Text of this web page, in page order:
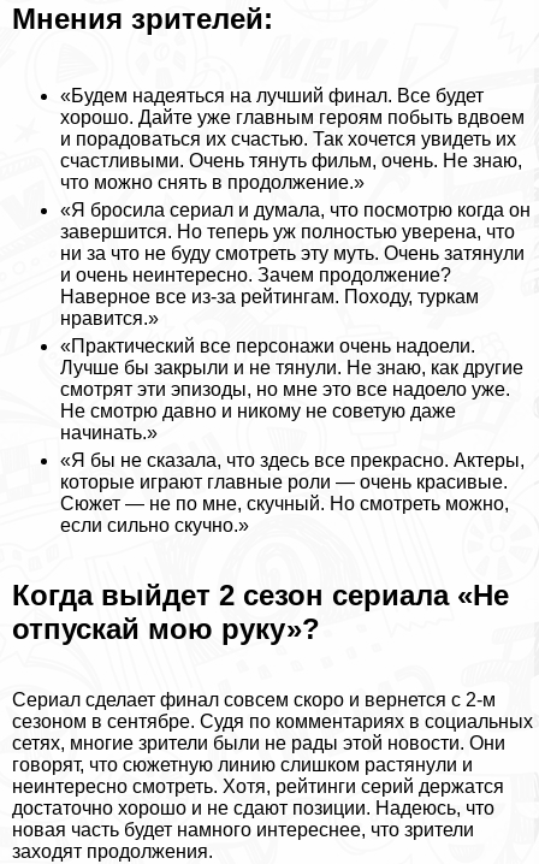
Мнения зрителей:
«Будем надеяться на лучший финал. Все будет
хорошо. Дайте уже главным героям побыть вдвоем
и порадоваться их счастью. Так хочется увидеть их
счастливыми. Очень тянуть фильм, очень. Не знаю,
что можно снять в продолжение.»
«Я бросила сериал и думала, что посмотрю когда он
завершится. Но теперь уж полностью уверена, что
ни за что не буду смотреть эту муть. Очень затянули
и очень неинтересно. Зачем продолжение?
Наверное все из-за рейтингам. Походу, туркам
нравится.»
«Пpaктический все персонажи очень надоели.
Лучше бы закрыли и не тянули. Не знаю, как другие
смотрят эти эпизоды, но мне это все надоело уже.
Не смотрю давно и никому не советую даже
начинать.»
«Я бы не сказала, что здесь все прекрасно. Актеры,
которые играют главные роли — очень красивые.
Сюжет — не по мне, скучный. Но смотреть можно,
если сильно скучно.»
Когда выйдет 2 сезон сериала «Не
отпускай мою руку»?
Сериал сделает финал совсем скоро и вернется с 2-м
сезоном в сентябре. Судя по комментариях в социальных
сетях, многие зрители были не рады этой новости. Они
говорят, что сюжетную линию слишком растянули и
неинтересно смотреть. Хотя, рейтинги серий держатся
достаточно хорошо и не сдают позиции. Надеюсь, что
новая часть будет намного интереснее, что зрители
заходят продолжения.